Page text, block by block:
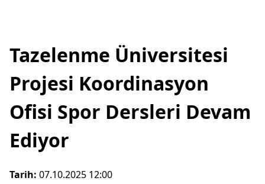
Tazelenme Üniversitesi
Projesi Koordinasyon
Ofisi Spor Dersleri Devam
Ediyor
Tarih: 07.10.2025 12:00